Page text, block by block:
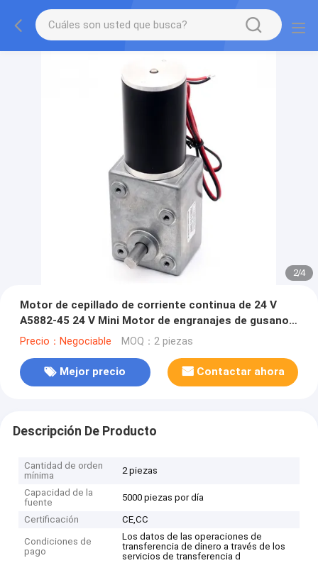
2/4
Motor de cepillado de corriente continua de 24 V
A5882-45 24 V Mini Motor de engranajes de gusano
24 V Motor de corriente continua
Precio：Negociable MOQ：2 piezas
Mejor precio Contactar ahora
Descripción De Producto
Cantidad de orden
mínima
2 piezas
Capacidad de la
fuente
5000 piezas por día
Certificación CE,CC
Condiciones de
pago
Los datos de las operaciones de
transferencia de dinero a través de los
servicios de transferencia d